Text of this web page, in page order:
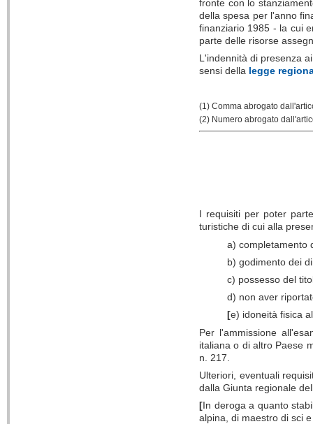
fronte con lo
della spesa per l'anno
finanziario 1985 - la cui
parte delle risorse
L'indennità di presenza
sensi della legge
(1) Comma abrogato
(2) Numero abrogato
I requisiti per poter
turistiche di cui alla
a) completamento
b) godimento dei
c) possesso del
d) non aver
[e) idoneità fisica
Per l'ammissione
italiana o di altro Paese
n. 217.
Ulteriori, eventuali
dalla Giunta regionale
[In deroga a quanto
alpina, di maestro di sci